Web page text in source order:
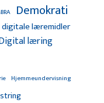
Demokrati
digitale læremidler
læring
Hjemmeundervisning